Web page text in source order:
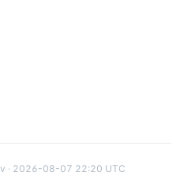
· 2026-08-07 22:20 UTC